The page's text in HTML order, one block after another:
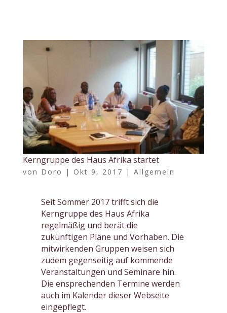
Kerngruppe des Haus Afrika startet
von Doro | Okt 9, 2017 | Allgemein
Seit Sommer 2017 trifft sich die
Kerngruppe des Haus Afrika
regelmäßig und berät die
zukünftigen Pläne und Vorhaben. Die
mitwirkenden Gruppen weisen sich
zudem gegenseitig auf kommende
Veranstaltungen und Seminare hin.
Die ensprechenden Termine werden
auch im Kalender dieser Webseite
eingepflegt.